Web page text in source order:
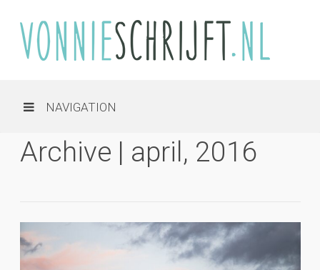
NAVIGATION
Archive | april, 2016